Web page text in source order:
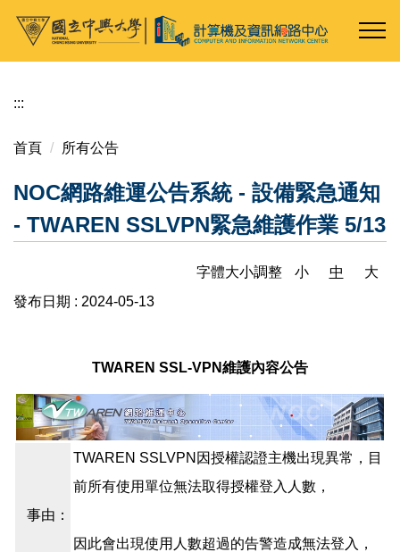
跳
內
區
:::
首頁 所有公告
NOC網路維運公告系統 - 設備緊急通知
- TWAREN SSLVPN緊急維護作業 5/13
字體大小調整 小 中
大
發布日期 : 2024-05-13
TWAREN SSL-VPN維護內容公告
事由：
TWAREN SSLVPN因授權認證主機出現異常，目
前所有使用單位無法取得授權登入人數，
因此會出現使用人數超過的告警造成無法登入，